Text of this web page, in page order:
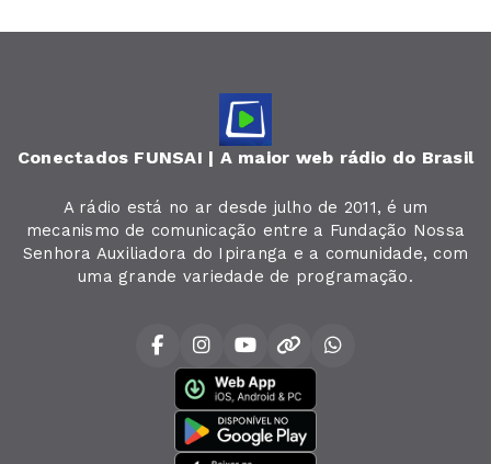
Conectados FUNSAI | A maior web rádio do Brasil
A rádio está no ar desde julho de 2011, é um
mecanismo de comunicação entre a Fundação Nossa
Senhora Auxiliadora do Ipiranga e a comunidade, com
uma grande variedade de programação.